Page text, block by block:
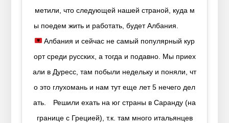
метили, что следующей нашей страной, куда м
ы поедем жить и работать, будет Албания.⠀ ⠀⠀
Албания и сейчас не самый популярный кур
орт среди русских, а тогда и подавно. Мы приех
али в Дуресс, там побыли недельку и поняли, чт
о это глухомань и нам тут еще лет 5 нечего дел
ать.⠀ Решили ехать на юг страны в Саранду (на
границе с Грецией), т.к. там много итальянцев